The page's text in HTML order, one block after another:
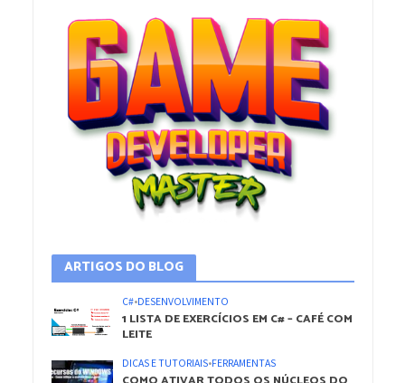
ARTIGOS DO BLOG
C#•DESENVOLVIMENTO
1 LISTA DE EXERCÍCIOS EM C# – CAFÉ COM
LEITE
DICAS E TUTORIAIS•FERRAMENTAS